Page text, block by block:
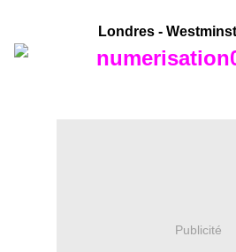
Londres -
Publicité